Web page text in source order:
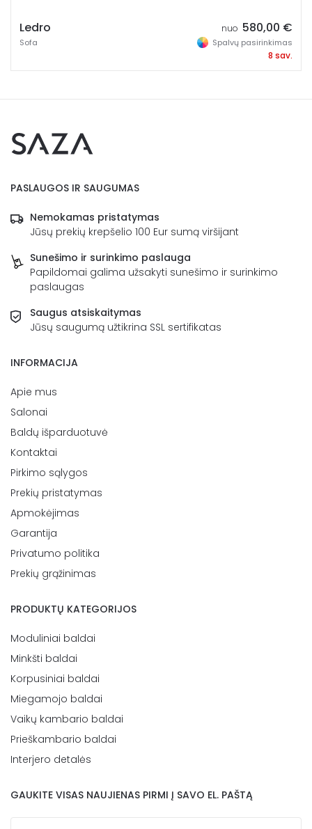
Ledro
Sofa
nuo 580,00 €
Spalvų pasirinkimas
8 sav.
PASLAUGOS IR SAUGUMAS
Nemokamas pristatymas
Jūsų prekių krepšelio 100 Eur sumą viršijant
Sunešimo ir surinkimo paslauga
Papildomai galima užsakyti sunešimo ir surinkimo
paslaugas
Saugus atsiskaitymas
Jūsų saugumą užtikrina SSL sertifikatas
INFORMACIJA
Apie mus
Salonai
Baldų išparduotuvė
Kontaktai
Pirkimo sąlygos
Prekių pristatymas
Apmokėjimas
Garantija
Privatumo politika
Prekių grąžinimas
PRODUKTŲ KATEGORIJOS
Moduliniai baldai
Minkšti baldai
Korpusiniai baldai
Miegamojo baldai
Vaikų kambario baldai
Prieškambario baldai
Interjero detalės
GAUKITE VISAS NAUJIENAS PIRMI Į SAVO EL. PAŠTĄ